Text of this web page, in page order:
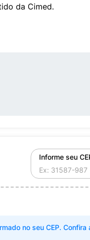
da Cimed.
Informe seu
no seu CEP.